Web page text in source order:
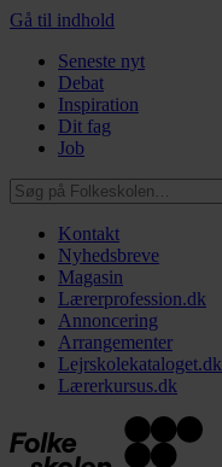
Gå til indhold
Seneste nyt
Debat
Inspiration
Dit fag
Job
Søg på Folkeskolen…
Kontakt
Nyhedsbreve
Magasin
Lærerprofession.dk
Annoncering
Arrangementer
Lejrskolekataloget.dk
Lærerkursus.dk